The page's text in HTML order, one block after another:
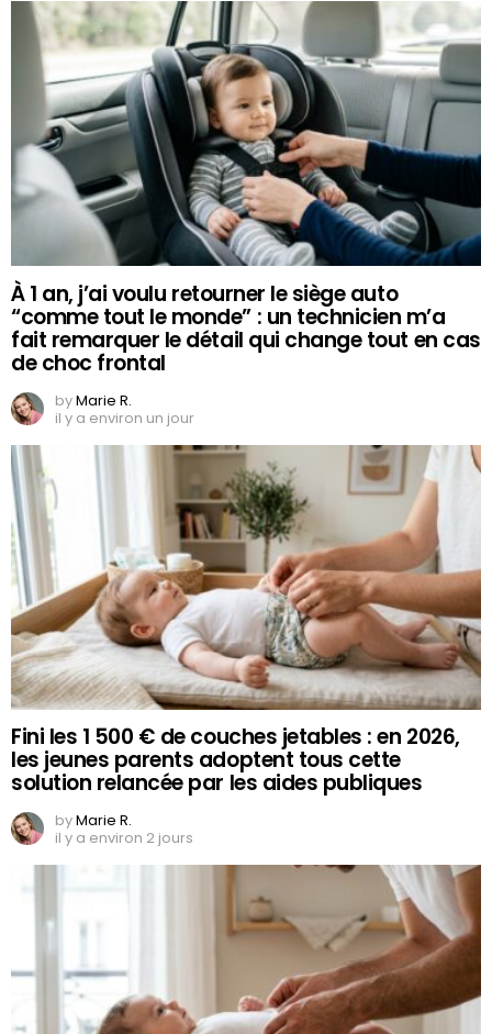
À 1 an, j’ai voulu retourner le siège auto
“comme tout le monde” : un technicien m’a
fait remarquer le détail qui change tout en cas
de choc frontal
byMarie R.
il y a environ un jour
Fini les 1 500 € de couches jetables : en 2026,
les jeunes parents adoptent tous cette
solution relancée par les aides publiques
byMarie R.
il y a environ 2 jours